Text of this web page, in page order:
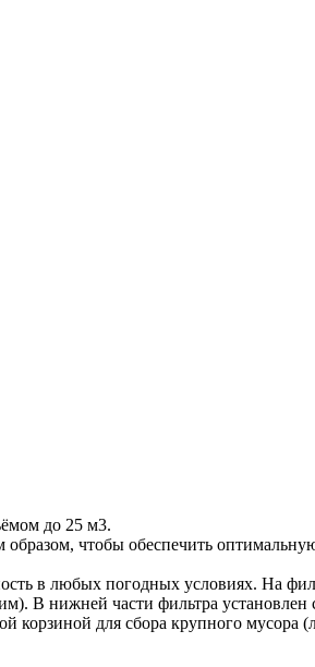
до 25 м3.
чтобы обеспечить
в любых погодных условиях. На
В нижней части фильтра установлен
для сбора крупного мусора